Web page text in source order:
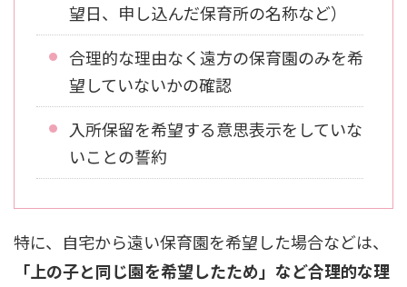
望日、申し込んだ保育所の名称など）
合理的な理由なく遠方の保育園のみを希
望していないかの確認
入所保留を希望する意思表示をしていな
いことの誓約
特に、自宅から遠い保育園を希望した場合などは、
「上の子と同じ園を希望したため」など合理的な理